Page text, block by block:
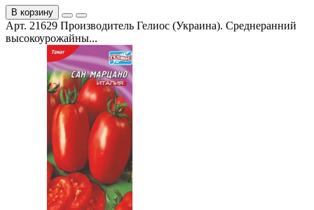
В корзину
Арт. 21629 Производитель Гелиос (Украина). Среднеранний
высокоурожайны...